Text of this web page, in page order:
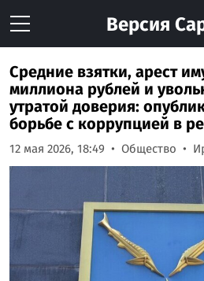
Версия
Средние взятки, арест
миллиона рублей и
утратой доверия:
борьбе с коррупцией в
12 мая 2026, 18:49 Общество